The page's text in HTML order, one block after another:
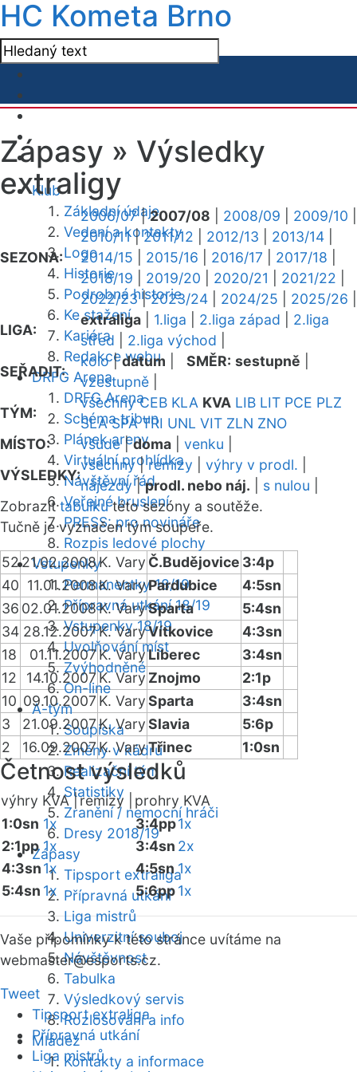
HC Kometa Brno
Klub
Základní údaje
Vedení a kontakty
Logo
Historie
Podrobná historie
Ke stažení
Kariéra
Redakce webu
DRFG Arena
DRFG Arena
Schéma tribun
Plánek areny
Virtuální prohlídka
Návštěvní řád
Veřejné bruslení
PRESS: pro novináře
Rozpis ledové plochy
Vstupenky
Permanentky 18/19
Přípravná utkání 18/19
Vstupenky 18/19
Uvolňování míst
Zvýhodněné
On-line
A-tým
Soupiska
Změny v kádru
Realizační tým
Statistiky
Zranění / nemocní hráči
Dresy 2018/19
Zápasy
Tipsport extraliga
Přípravná utkání
Liga mistrů
Univerzitní souboj
Návštěvnost
Tabulka
Výsledkový servis
Rozlosování a info
Mládež
Kontakty a informace
Zápasy » Výsledky
extraligy
SEZONA:
2006/07|2007/08 2008/09 2009/10
2010/11|2011/12 2012/13 2013/14
2014/15
2015/16 2016/17 2017/18
2018/19
2019/20 2020/21 2021/22
2022/23|2023/24 2024/25 2025/26
LIGA:
extraliga 1.liga 2.liga západ
2.liga
střed
2.liga východ
SEŘADIT:
kolo|datum SMĚR: sestupně
vzestupně
TÝM:
všechny CEB KLA KVA LIB LIT PCE PLZ
SLA SPA TRI UNL VIT ZLN ZNO
MÍSTO:
všude|doma venku
VÝSLEDKY:
všechny|remízy výhry v prodl.
nájezdy|prodl. nebo náj. s nulou
Zobrazittabulkutéto sezóny a soutěže.
Tučně je vyznačen tým soupeře.
5221.02.2008K. Vary Č.Budějovice 3:4p
40 11.01.2008K. VaryPardubice
4:5sn
36 02.01.2008K. VarySparta
5:4sn
34 28.12.2007K. VaryVítkovice
4:3sn
18
01.11.2007K. VaryLiberec
3:4sn
12
14.10.2007K. Vary Znojmo
2:1p
10 09.10.2007 K. VarySparta
3:4sn
3
21.09.2007K. VarySlavia
5:6p
2
16.09.2007K. VaryTřinec 1:0sn
Četnost výsledků
výhry KVA |remízy |
prohry KVA
1:0sn 1x
2:1pp 1x
4:3sn1x
5:4sn 1x
3:4pp1x
3:4sn 2x
4:5sn 1x
5:6pp1x
Vaše připomínky k této stránce uvítáme na
webmaster@esports.cz.
Tweet
Tipsport extraliga
Přípravná utkání
Liga mistrů